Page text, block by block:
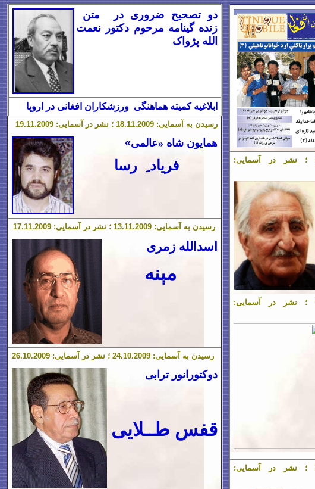
دو تصحیح ضروری در متن
زنده گینامه مرحوم دکتور نعمت
الله پژواک
ابلاغیه کمیته هماهنگی ورزشکاران افغانی در اروپا
رسیدن به آسمایی: 18.11.2009 ؛ نشر در آسمایی: 19.11.2009
همایون شاه «عالمی»
فریاد ِ رسا
رسیدن به آسمایی: 13.11.2009 ؛ نشر در آسمایی: 17.11.2009
اسدالله زمری
مېنه
رسیدن به آسمایی: 24.10.2009 ؛ نشر در آسمایی: 26.10.2009
دوکتورانور ترابی
قفس طــلایی